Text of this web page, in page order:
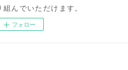
組んでいただけます。
フォロー